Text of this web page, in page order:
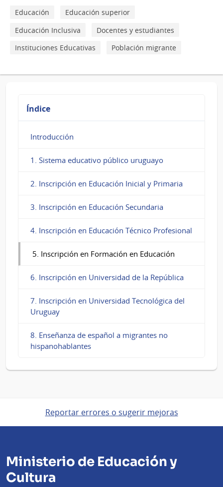
Formación
en
Educación
Educación
Educación superior
Educación Inclusiva
Docentes y estudiantes
Instituciones Educativas
Población migrante
Índice
Introducción
1. Sistema educativo público uruguayo
2. Inscripción en Educación Inicial y Primaria
3. Inscripción en Educación Secundaria
4. Inscripción en Educación Técnico Profesional
5. Inscripción en Formación en Educación
6. Inscripción en Universidad de la República
7. Inscripción en Universidad Tecnológica del
Uruguay
8. Enseñanza de español a migrantes no
hispanohablantes
Reportar errores o sugerir mejoras
Ministerio de Educación y
Cultura